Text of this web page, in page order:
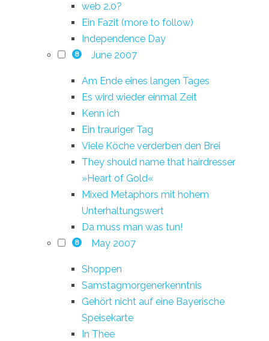
web 2.0?
Ein Fazit (more to follow)
Independence Day
8 June 2007
Am Ende eines langen Tages
Es wird wieder einmal Zeit
Kenn ich
Ein trauriger Tag
Viele Köche verderben den Brei
They should name that hairdresser
»Heart of Gold«
Mixed Metaphors mit hohem
Unterhaltungswert
Da muss man was tun!
8 May 2007
Shoppen
Samstagmorgenerkenntnis
Gehört nicht auf eine Bayerische
Speisekarte
In Thee